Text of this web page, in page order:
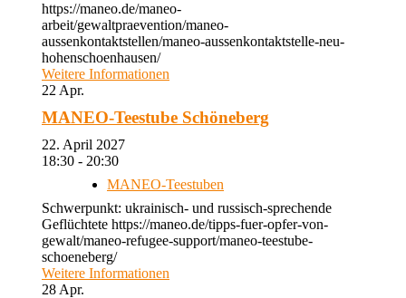
https://maneo.de/maneo-
arbeit/gewaltpraevention/maneo-
aussenkontaktstellen/maneo-aussenkontaktstelle-neu-
hohenschoenhausen/
Weitere Informationen
22 Apr.
MANEO-Teestube Schöneberg
22. April 2027
18:30 - 20:30
MANEO-Teestuben
Schwerpunkt: ukrainisch- und russisch-sprechende
Geflüchtete https://maneo.de/tipps-fuer-opfer-von-
gewalt/maneo-refugee-support/maneo-teestube-
schoeneberg/
Weitere Informationen
28 Apr.